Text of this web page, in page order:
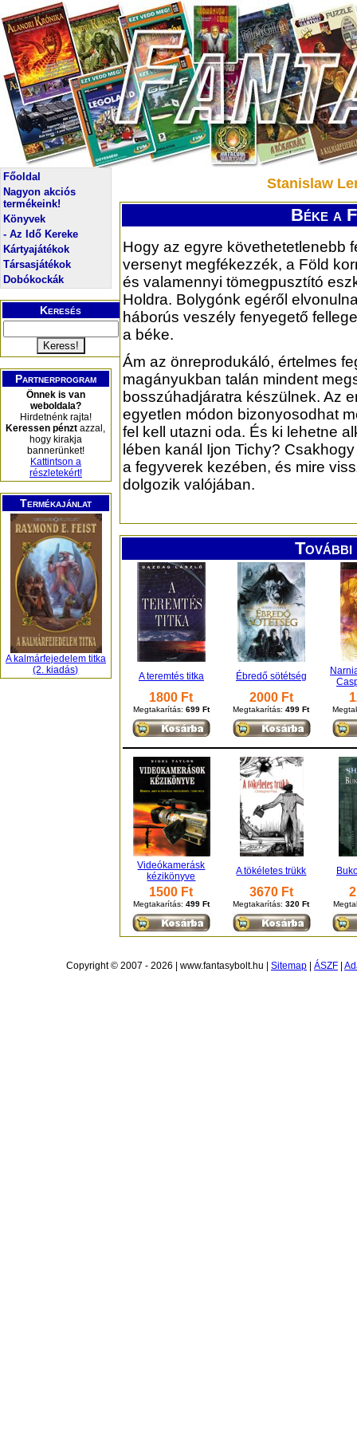
Főoldal
Nagyon akciós
termékeink!
Könyvek
- Az Idő Kereke
Kártyajátékok
Társasjátékok
Dobókockák
Keresés
Partnerprogram
Önnek is van
weboldala?
Hirdetnénk rajta!
Keressen pénzt azzal,
hogy kirakja
bannerünket!
Kattintson a
részletekért!
Termékajánlat
A kalmárfejedelem titka
(2. kiadás)
Stanislaw
Béke a
Hogy az egyre követhetetlenebb
versenyt megfékezzék, a Föld
és valamennyi tömegpusztító
Holdra. Bolygónk egéről
háborús veszély fenyegető
a béke.
Ám az önreprodukáló, értelmes
magányukban talán mindent
bosszúhadjáratra készülnek. Az
egyetlen módon bizonyosodhat
fel kell utazni oda. És ki lehetne
lében kanál Ijon Tichy?
a fegyverek kezében, és mire
dolgozik valójában.
A teremtés titka Ébredő sötétség
1800 Ft
Megtakarítás: 699 Ft
2000 Ft
Megtakarítás:499 Ft
Videókamerásk
kézikönyve
A tökéletes trükk
1500 Ft
Megtakarítás: 499 Ft
3670 Ft
Megtakarítás:320 Ft
Copyright © 2007 - 2026 | www.fantasybolt.hu | Sitemap ÁSZF